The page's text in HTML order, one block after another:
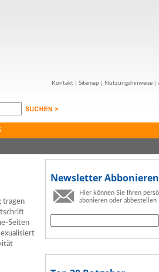
Kontakt Sitemap Nutzungshinweise
tragen
Seiten
Newsletter Abbonieren
Hier können Sie Ihren
abonieren oder abbestellen